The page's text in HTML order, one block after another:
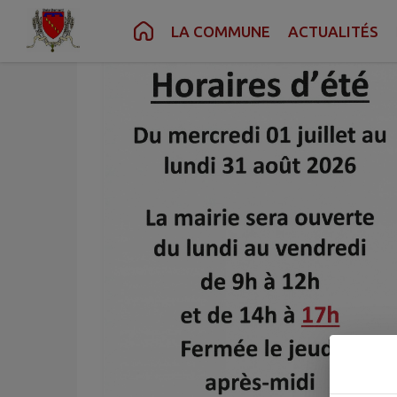
Contenu Menu Recherche Pied de page
LA COMMUNE ACTUALITÉS